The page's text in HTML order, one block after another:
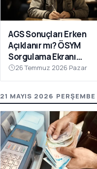
AGS Sonuçları Erken
Açıklanır mı? ÖSYM
Sorgulama Ekranı
Açılıyor!
26 Temmuz 2026 Pazar
21 MAYIS 2026 PERŞEMBE